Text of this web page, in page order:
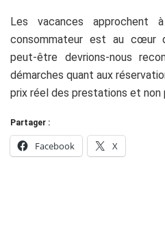
Les vacances approchent
consommateur est au cœur
peut-être devrions-nous
démarches quant aux
prix réel des prestations et non
Partager :
Facebook X